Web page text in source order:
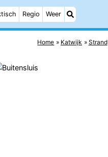
Regio Weer
Home Katwijk Strand